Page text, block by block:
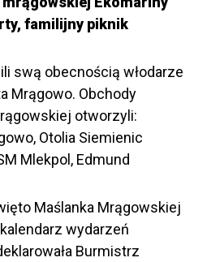
familijny piknik
swą obecnością włodarze
Mrągowo. Obchody
otworzyli:
Otolia Siemienic
Mlekpol, Edmund
Maślanka Mrągowskiej
wydarzeń
Burmistrz